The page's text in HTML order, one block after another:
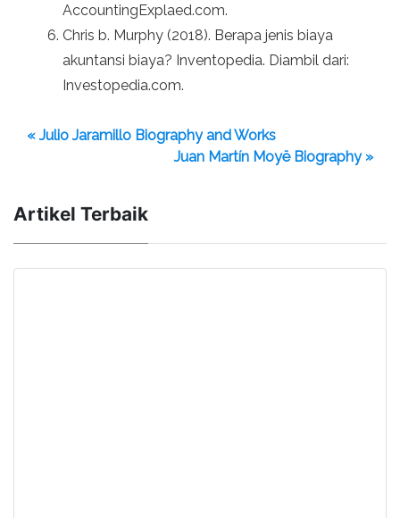
AccountingExplaed.com.
Chris b. Murphy (2018). Berapa jenis biaya
akuntansi biaya? Inventopedia. Diambil dari:
Investopedia.com.
« Julio Jaramillo Biography and Works
Juan Martín Moyë Biography »
Artikel Terbaik